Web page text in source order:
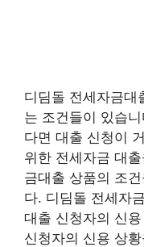
디딤돌 전세자금대
는 조건들이 있습
다면 대출 신청이
위한 전세자금 대
금대출 상품의 조
다. 디딤돌 전세자
대출 신청자의 신
신청자의 신용 상